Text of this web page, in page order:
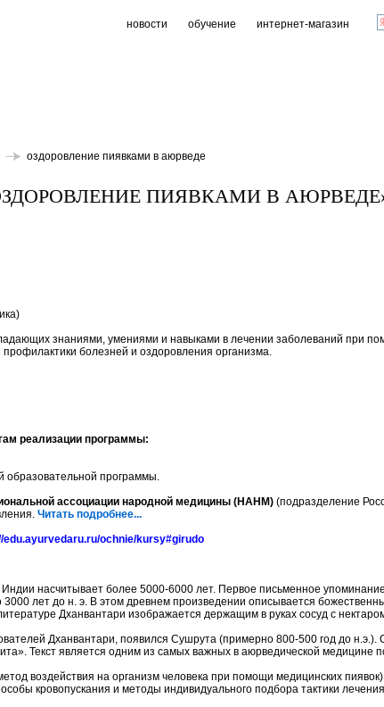
новости обучение интернет-магазин
оздоровление пиявками в аюрведе
ПИЯВКАМИ В
знаниями, умениями и навыками в лечении заболеваний при
болезней и оздоровления организма.
реализации программы:
образовательной программы.
ассоциации народной медицины (НАНМ) (подразделение
Читать подробнее...
edu.ayurvedaru.ru/ochnie/kursy#girudo
насчитывает более 5000-6000 лет. Первое письменное
лет до н. э. В этом древнем произведении описывается
Дханвантари изображается держащим в руках сосуд с
Дханвантари, появился Сушрута (примерно 800-500 год до н.э.).
Текст является одним из самых важных в аюрведической медицине
воздействия на организм человека при помощи медицинских
кровопускания и методы индивидуального подбора тактики